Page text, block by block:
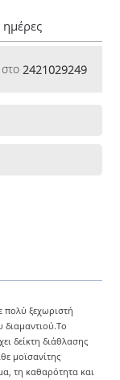
2421029249
πολύ ξεχωριστή
διαμαντιού.Το
δείκτη διάθλασης
μοϊσανίτης
τη καθαρότητα και